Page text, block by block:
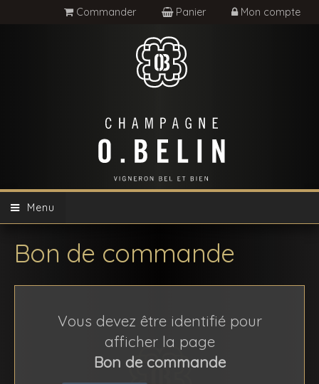
Commander Panier Mon compte
Menu
Bon de commande
Vous devez être identifié pour
afficher la page
Bon de commande